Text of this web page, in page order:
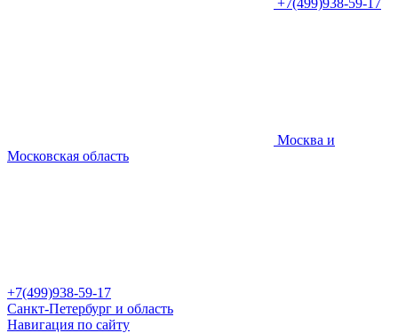
+7(499)938-59-17
Москва и
Московская область
+7(499)938-59-17
Санкт-Петербург и область
Навигация по сайту